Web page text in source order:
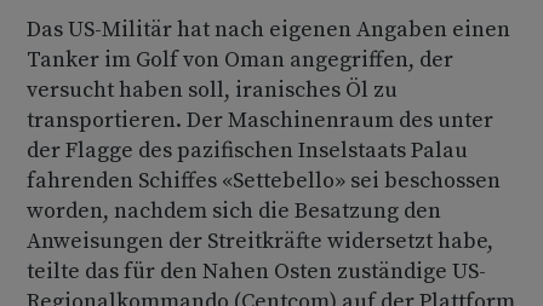
Das US-Militär hat nach eigenen Angaben einen
Tanker im Golf von Oman angegriffen, der
versucht haben soll, iranisches Öl zu
transportieren. Der Maschinenraum des unter
der Flagge des pazifischen Inselstaats Palau
fahrenden Schiffes «Settebello» sei beschossen
worden, nachdem sich die Besatzung den
Anweisungen der Streitkräfte widersetzt habe,
teilte das für den Nahen Osten zuständige US-